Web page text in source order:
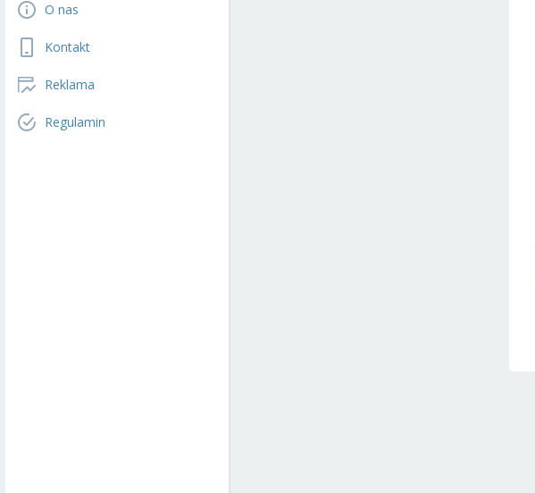
O nas
Kontakt
Reklama
Regulamin